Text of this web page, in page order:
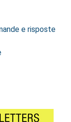
e risposte